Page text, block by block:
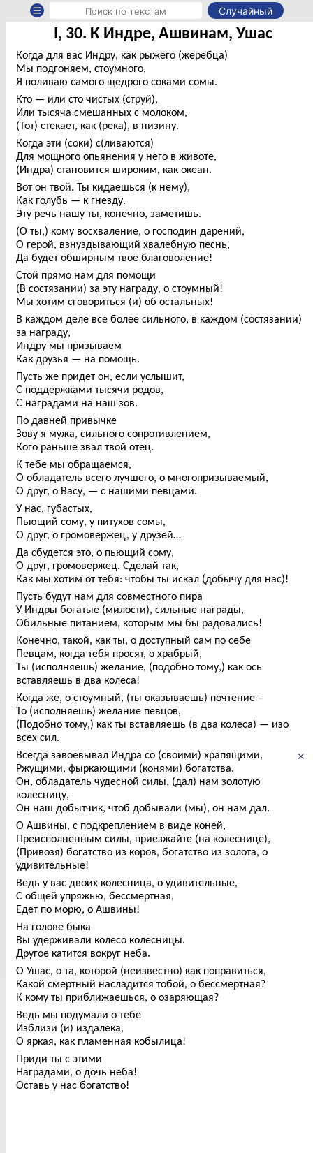
Случайный
×
I, 30. К Индре, Ашвинам, Ушас
Когда для вас Индру, как рыжего (жеребца)
Мы подгоняем, стоумного,
Я поливаю самого щедрого соками сомы.
Кто — или сто чистых (струй),
Или тысяча смешанных с молоком,
(Тот) стекает, как (река), в низину.
Когда эти (соки) с(ливаются)
Для мощного опьянения у него в животе,
(Индра) становится широким, как океан.
Вот он твой. Ты кидаешься (к нему),
Как голубь — к гнезду.
Эту речь нашу ты, конечно, заметишь.
(О ты,) кому восхваление, о господин дарений,
О герой, взнуздывающий хвалебную песнь,
Да будет обширным твое благоволение!
Стой прямо нам для помощи
(В состязании) за эту награду, о стоумный!
Мы хотим сговориться (и) об остальных!
В каждом деле все более сильного, в каждом (состязании)
за награду,
Индру мы призываем
Как друзья — на помощь.
Пусть же придет он, если услышит,
С поддержками тысячи родов,
С наградами на наш зов.
По давней привычке
Зову я мужа, сильного сопротивлением,
Кого раньше звал твой отец.
К тебе мы обращаемся,
О обладатель всего лучшего, о многопризываемый,
О друг, о Васу, — с нашими певцами.
У нас, губастых,
Пьющий сому, у питухов сомы,
О друг, о громовержец, у друзей…
Да сбудется это, о пьющий сому,
О друг, громовержец. Сделай так,
Как мы хотим от тебя: чтобы ты искал (добычу для нас)!
Пусть будут нам для совместного пира
У Индры богатые (милости), сильные награды,
Обильные питанием, которым мы бы радовались!
Конечно, такой, как ты, о доступный сам по себе
Певцам, когда тебя просят, о храбрый,
Ты (исполняешь) желание, (подобно тому,) как ось
вставляешь в два колеса!
Когда же, о стоумный, (ты оказываешь) почтение –
То (исполняешь) желание певцов,
(Подобно тому,) как ты вставляешь (в два колеса) — изо
всех сил.
Всегда завоевывал Индра со (своими) храпящими,
Ржущими, фыркающими (конями) богатства.
Он, обладатель чудесной силы, (дал) нам золотую
колесницу,
Он наш добытчик, чтоб добывали (мы), он нам дал.
О Ашвины, с подкреплением в виде коней,
Преисполненным силы, приезжайте (на колеснице),
(Привозя) богатство из коров, богатство из золота, о
удивительные!
Ведь у вас двоих колесница, о удивительные,
С общей упряжью, бессмертная,
Едет по морю, о Ашвины!
На голове быка
Вы удерживали колесо колесницы.
Другое катится вокруг неба.
О Ушас, о та, которой (неизвестно) как поправиться,
Какой смертный насладится тобой, о бессмертная?
К кому ты приближаешься, о озаряющая?
Ведь мы подумали о тебе
Изблизи (и) издалека,
О яркая, как пламенная кобылица!
Приди ты с этими
Наградами, о дочь неба!
Оставь у нас богатство!